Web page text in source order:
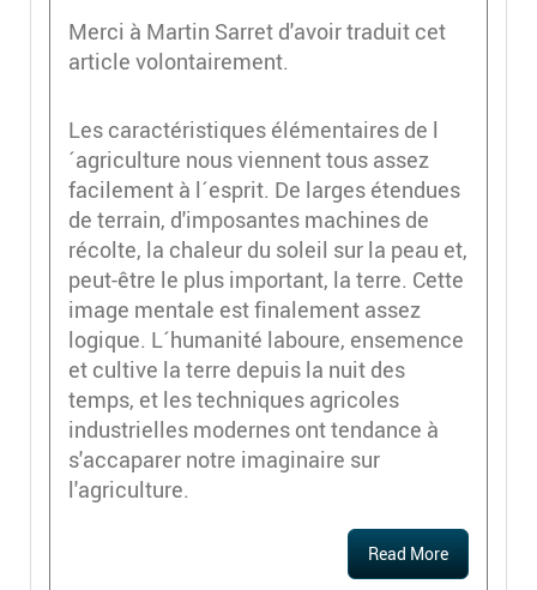
Merci à Martin Sarret d'avoir traduit cet
article volontairement.
Les caractéristiques élémentaires de l
´agriculture nous viennent tous assez
facilement à l´esprit. De larges étendues
de terrain, d'imposantes machines de
récolte, la chaleur du soleil sur la peau et,
peut-être le plus important, la terre. Cette
image mentale est finalement assez
logique. L´humanité laboure, ensemence
et cultive la terre depuis la nuit des
temps, et les techniques agricoles
industrielles modernes ont tendance à
s'accaparer notre imaginaire sur
l'agriculture.
Read More